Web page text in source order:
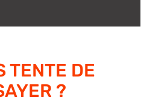
TENTE DE
?